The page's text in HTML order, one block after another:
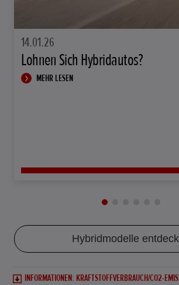
14.01.26
Lohnen Sich Hybridautos?
MEHR LESEN
Hybridmodelle
INFORMATIONEN: KRAFTSTOFFVERBRAUCH/CO2-